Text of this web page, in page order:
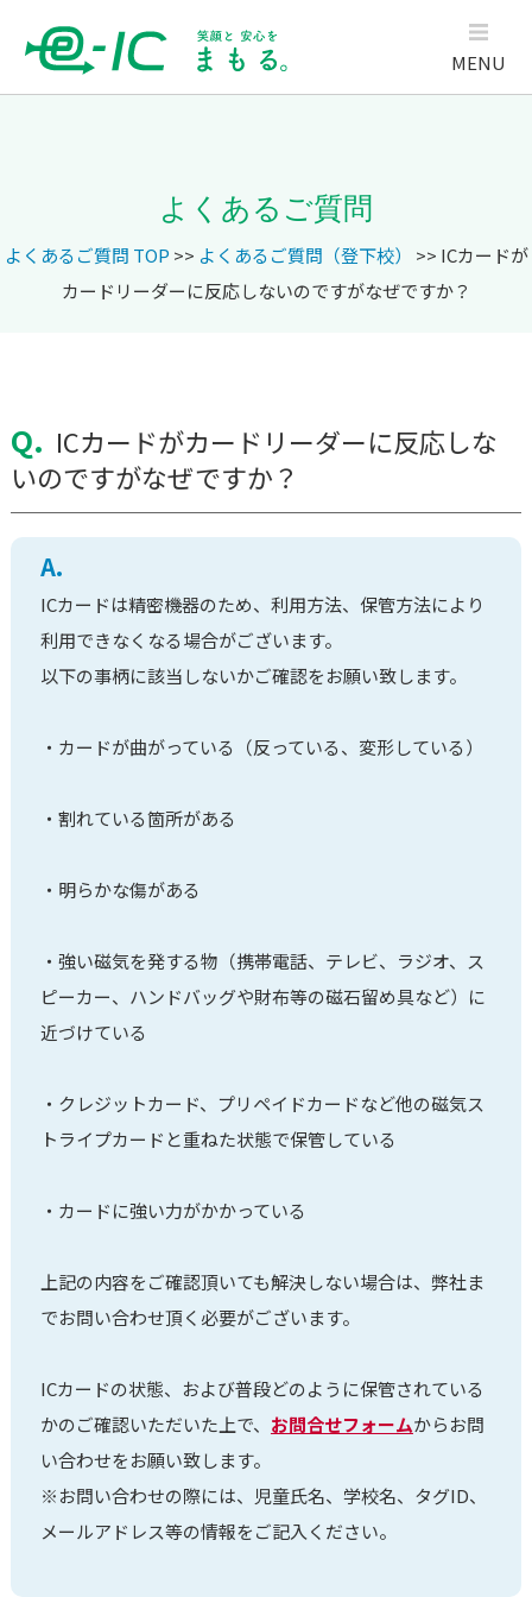
MENU
よくあるご質問
よくあるご質問 TOP >> よくあるご質問（登下校）
>> ICカードが
カードリーダーに反応しないのですがなぜですか？
Q. ICカードがカードリーダーに反応しな
いのですがなぜですか？
A.
ICカードは精密機器のため、利用方法、保管方法により
利用できなくなる場合がございます。
以下の事柄に該当しないかご確認をお願い致します。
・カードが曲がっている（反っている、変形している）
・割れている箇所がある
・明らかな傷がある
・強い磁気を発する物（携帯電話、テレビ、ラジオ、ス
ピーカー、ハンドバッグや財布等の磁石留め具など）に
近づけている
・クレジットカード、プリペイドカードなど他の磁気ス
トライプカードと重ねた状態で保管している
・カードに強い力がかかっている
上記の内容をご確認頂いても解決しない場合は、弊社ま
でお問い合わせ頂く必要がございます。
ICカードの状態、および普段どのように保管されている
かのご確認いただいた上で、 お問合せフォームからお問
い合わせをお願い致します。
※お問い合わせの際には、児童氏名、学校名、タグID、
メールアドレス等の情報をご記入ください。